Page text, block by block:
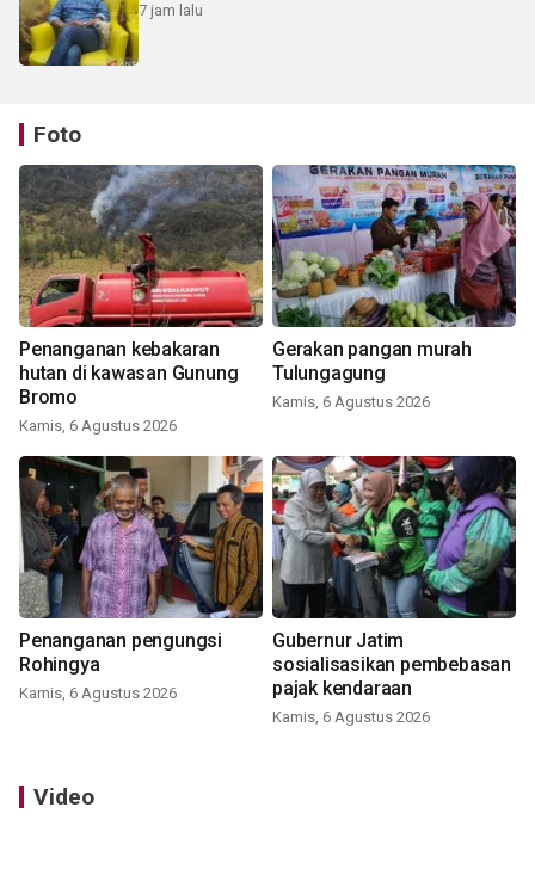
7 jam lalu
Foto
Penanganan kebakaran
hutan di kawasan Gunung
Bromo
Kamis, 6 Agustus 2026
Gerakan pangan murah
Tulungagung
Kamis, 6 Agustus 2026
Penanganan pengungsi
Rohingya
Kamis, 6 Agustus 2026
Gubernur Jatim
sosialisasikan pembebasan
pajak kendaraan
Kamis, 6 Agustus 2026
Video